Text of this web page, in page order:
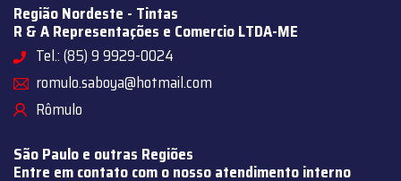
Região Nordeste - Tintas
R & A Representações e Comercio LTDA-ME
Tel.: (85) 9 9929-0024
romulo.saboya@hotmail.com
Rômulo
São Paulo e outras Regiões
Entre em contato com o nosso atendimento interno